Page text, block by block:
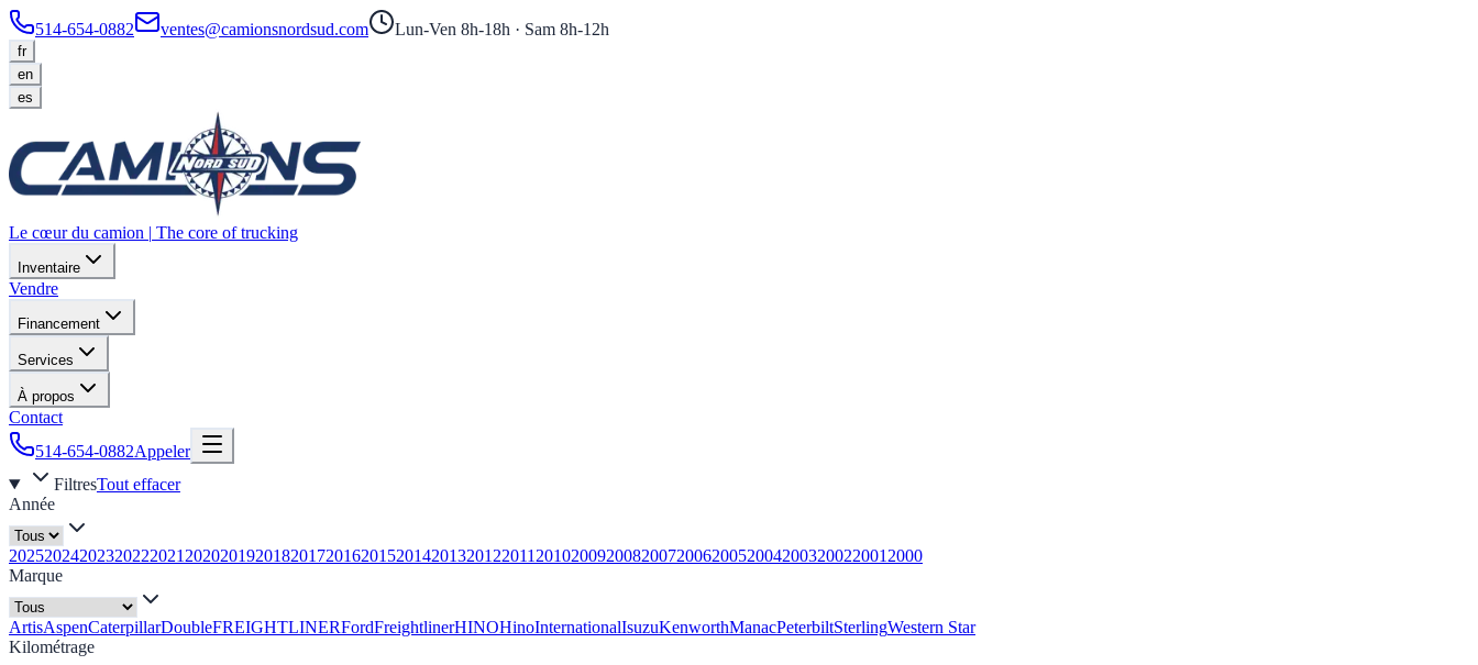
514-654-0882 ventes@camionsnordsud.com Lun-Ven 8h-18h · Sam 8h-12h
fr
en
es
Le cœur du camion | The core of trucking
Inventaire
Vendre
Financement
Services
À propos
Contact
514-654-0882Appeler
FiltresTout effacer
Année
20252024202320222021 2020201920182017201620152014201320122011 2010200920082007200620052004200320022001 2000
Marque
ArtisAspenCaterpillarDoubleFREIGHTLINERFordFreightlinerHINOHinoInternationalIsuzuKenworthManacPeterbiltSterlingWestern Star
Kilométrage